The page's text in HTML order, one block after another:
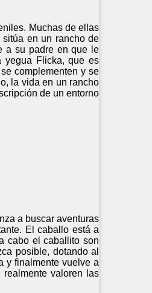
Muchas de ellas
sitúa en un rancho de
a su padre en que le
yegua Flicka, que es
complementen y se
la vida en un rancho
de un entorno
a buscar aventuras
El caballo está a
cabo el caballito son
posible, dotando al
y finalmente vuelve a
valoren las